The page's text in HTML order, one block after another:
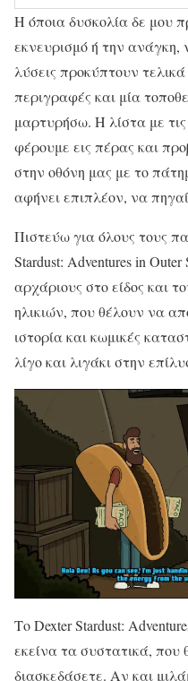
Η όποια δυσκολία δε μου
εκνευρισμό ή την
λύσεις προκύπτουν
περιγραφές και μία
μαρτυρήσω. Η λίστα με
φέρουμε εις πέρας και
στην οθόνη μας με το
αφήνει επιπλέον, να
Πιστεύω για όλους τους
Stardust: Adventures in Outer
αρχάριους στο είδος και
ηλικιών, που θέλουν να
ιστορία και κωμικές
λίγο και λιγάκι στην
Το Dexter Stardust:
εκείνα τα συστατικά,
διασκεδάσετε. Αν και